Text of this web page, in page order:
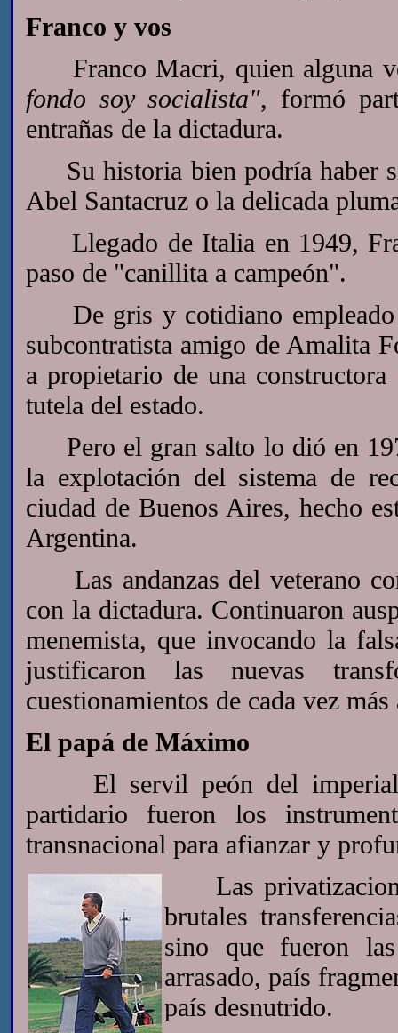
Franco y vos
Franco Macri, quien alguna
fondo soy socialista", formó
entrañas de la dictadura.
Su historia bien podría haber
Abel Santacruz o la delicada
Llegado de Italia en 1949,
paso de "canillita a campeón".
De gris y cotidiano empleado
subcontratista amigo de Amalita
a propietario de una
tutela del estado.
Pero el gran salto lo dió en
la explotación del sistema de
ciudad de Buenos Aires, hecho
Argentina.
Las andanzas del veterano
con la dictadura. Continuaron
menemista, que invocando la
justificaron las nuevas
cuestionamientos de cada vez
El papá de Máximo
El servil peón del
partidario fueron los
transnacional para afianzar y
Las
brutales
sino que fueron
arrasado, país
país desnutrido.